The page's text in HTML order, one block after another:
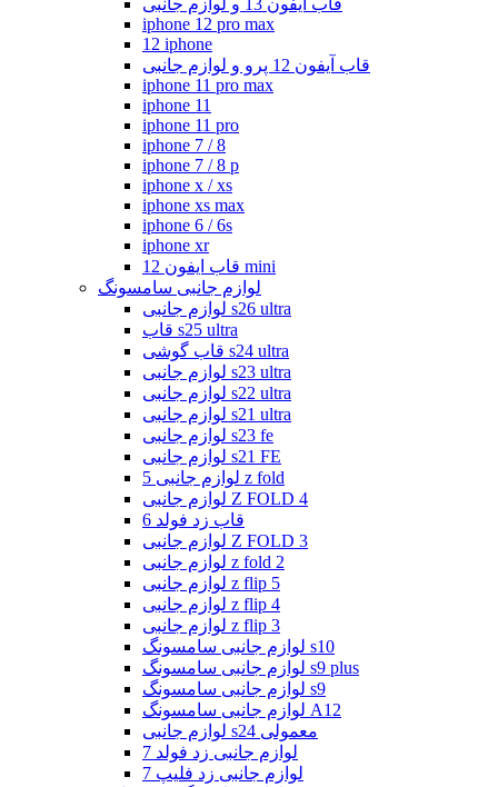
iphone 12 pro max
12 iphone
قاب آیفون 12 پرو و لوازم جانبی
iphone 11 pro max
iphone 11
iphone 11 pro
iphone 7 / 8
iphone 7 / 8 p
iphone x / xs
iphone xs max
iphone 6 / 6s
iphone xr
قاب ایفون 12 mini
لوازم جانبی سامسونگ
لوازم جانبی s26 ultra
قاب s25 ultra
قاب گوشی s24 ultra
لوازم جانبی s23 ultra
لوازم جانبی s22 ultra
لوازم جانبی s21 ultra
لوازم جانبی s23 fe
لوازم جانبی s21 FE
لوازم جانبی 5 z fold
لوازم جانبی Z FOLD 4
قاب زد فولد 6
لوازم جانبی Z FOLD 3
لوازم جانبی z fold 2
لوازم جانبی z flip 5
لوازم جانبی z flip 4
لوازم جانبی z flip 3
لوازم جانبی سامسونگ s10
لوازم جانبی سامسونگ s9 plus
لوازم جانبی سامسونگ s9
لوازم جانبی سامسونگ A12
لوازم جانبی s24 معمولی
لوازم جانبی زد فولد 7
لوازم جانبی زد فلیپ 7